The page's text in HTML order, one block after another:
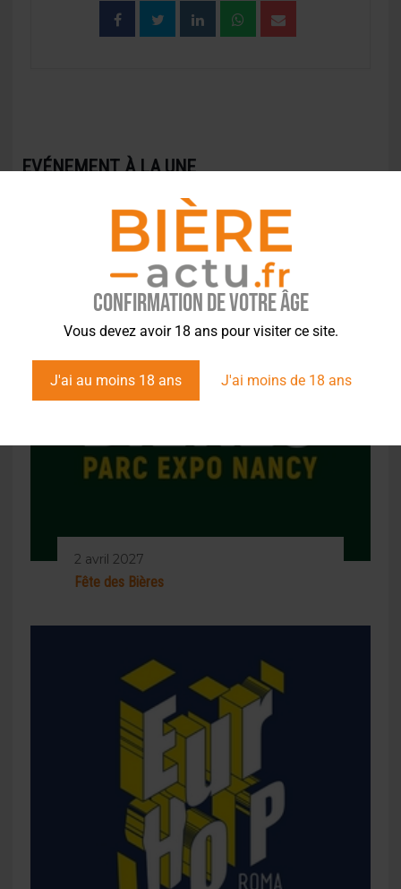
Confirmation de votre âge
Vous devez avoir 18 ans pour visiter ce site.
J'ai au moins 18 ans J'ai moins de 18 ans
EVÉNEMENT À LA UNE
2 avril 2027
Fête des Bières